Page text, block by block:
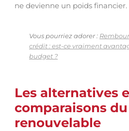
ne devienne un poids financier.
Vous pourriez adorer :
crédit : est-ce vraiment
budget ?
Les alternatives
comparaisons
renouvelable